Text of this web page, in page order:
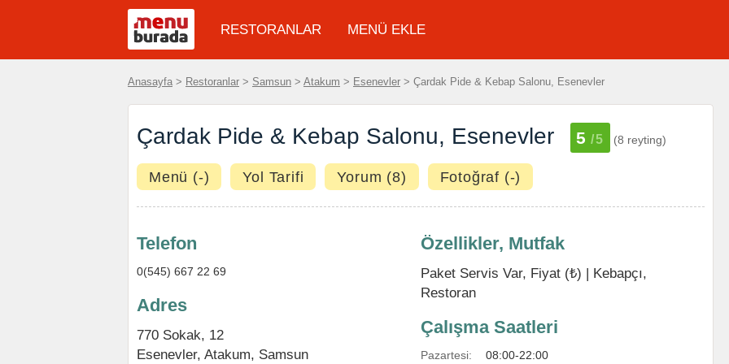
RESTORANLAR MENÜ EKLE
Anasayfa > Restoranlar > Samsun > Atakum > Esenevler > Çardak Pide & Kebap Salonu, Esenevler
Çardak Pide & Kebap Salonu, Esenevler 5 /5 (8 reyting)
Menü (-) Yol Tarifi Yorum (8) Fotoğraf (-)
Telefon
0(545) 667 22 69
Adres
770 Sokak, 12
Esenevler, Atakum, Samsun
Özellikler, Mutfak
Paket Servis Var, Fiyat (₺) | Kebapçı,
Restoran
Çalışma Saatleri
Pazartesi:
08:00-22:00